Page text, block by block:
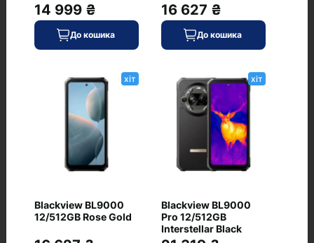
В наявності
45 049 ₴
ASUS Zenfone 12 Ultra
12/256GB Sakura White
0
39 333 ₴
14 999 ₴
До кошика
16 627 ₴
До кошика
хіт
Blackview BL9000
12/512GB Rose Gold
хіт
Blackview BL9000
Pro 12/512GB
Interstellar Black